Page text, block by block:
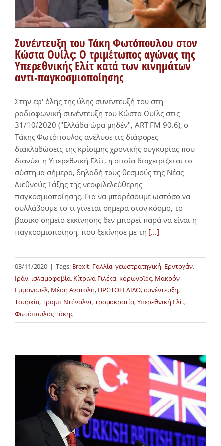
Συνέντευξη του Τάκη Φωτόπουλου στον
Κώστα Ουίλς: Ο τριμέτωπος αγώνας της
Υπερεθνικής Ελίτ κατά των κινημάτων
αντι-παγκοσμιοποίησης
Στην εφ' όλης της ύλης συνέντευξή του στη
ραδιοφωνική συνέντευξη του Κώστα Ουίλς στις
31/10/2020 ("Ελλάδα ώρα μηδέν", ART FM 90.6), ο
Τάκης Φωτόπουλος ανέλυσε τις διάφορες
διακλαδώσεις της κρίσιμης χρονικής συγκυρίας που
διανύει η Υπερεθνική Ελίτ, η οποία διαχειρίζεται το
σύστημα σήμερα, δηλαδή τους θεσμούς της Νέας
Διεθνούς Τάξης της νεοφιλελεύθερης
παγκοσμιοποίησης. Για να μπορέσουμε ωστόσο να
συλλάβουμε το τι γίνεται σήμερα στον κόσμο, το
βασικό σημείο εκκίνησης δεν μπορεί παρά να είναι η
παγκοσμιοποίηση, που ξεκίνησε με τη [...]
03/11/2020 | Tags: Brexit, Γαλλία,γεωστρατηγική, Ερντογάν,
Ιράν, ισλαμοφοβία, Κίτρινα Γιλέκα, κορωνοϊός, Μακρόν
Εμμανουέλ, Μέση Ανατολή, ΠΡΩΤΟΣΕΛΙΔΟ,συνέντευξη,
Τουρκία,Τραμπ Ντόναλντ,τρομοκρατία,Υπερεθνική Ελίτ,
Φωτόπουλος Τάκης